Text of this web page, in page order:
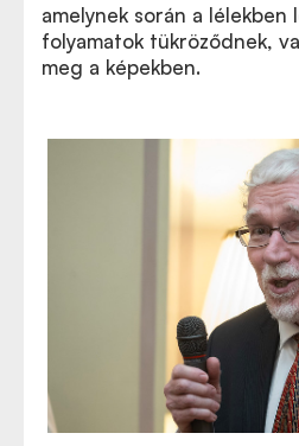
amelynek során a lélekben
folyamatok tükröződnek,
meg a képekben.